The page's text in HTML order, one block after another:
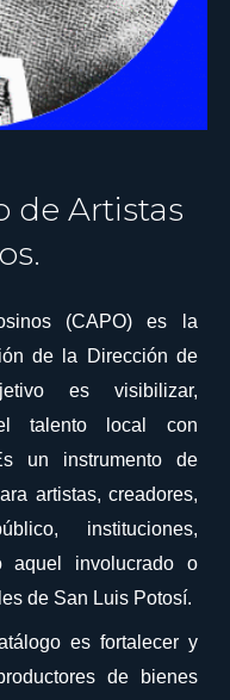
de Artistas
(CAPO) es la
de la Dirección de
es visibilizar,
talento local con
un instrumento de
artistas, creadores,
instituciones,
aquel involucrado o
de San Luis Potosí.
es fortalecer y
de bienes